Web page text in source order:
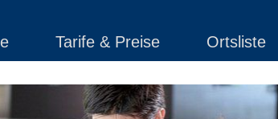
Tarife & Preise Ortsliste